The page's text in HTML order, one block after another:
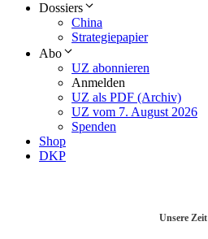
Dossiers
China
Strategiepapier
Abo
UZ abonnieren
Anmelden
UZ als PDF (Archiv)
UZ vom 7. August 2026
Spenden
Shop
DKP
Unsere Zeit